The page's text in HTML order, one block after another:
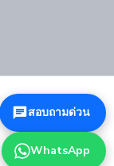
汐紫模型
สอบถามด่วน
WhatsApp